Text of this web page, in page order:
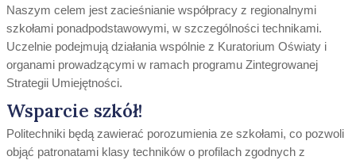
Naszym celem jest zacieśnianie współpracy z regionalnymi
szkołami ponadpodstawowymi, w szczególności technikami.
Uczelnie podejmują działania wspólnie z Kuratorium Oświaty i
organami prowadzącymi w ramach programu Zintegrowanej
Strategii Umiejętności.
Wsparcie szkół!
Politechniki będą zawierać porozumienia ze szkołami, co pozwoli
objąć patronatami klasy techników o profilach zgodnych z